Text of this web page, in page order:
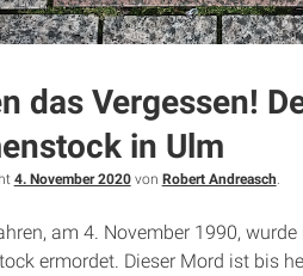
das Vergessen!
in Ulm
4. November 2020von Robert Andreasch
am 4. November 1990,
ermordet. Dieser Mord ist bis